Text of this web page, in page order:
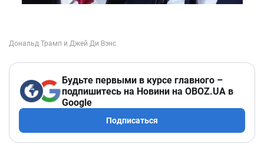
Будьте первыми в курсе главного –
подпишитесь на Новини на OBOZ.UA в
Google
Подписаться